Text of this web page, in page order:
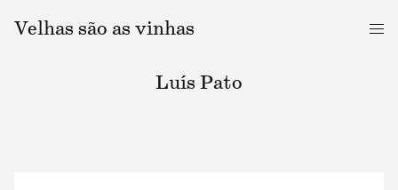
Velhas são as vinhas
Luís Pato